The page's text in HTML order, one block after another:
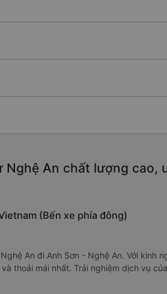
Nghệ An chất lượng cao,
(Bến xe phía đông)
An đi Anh Sơn - Nghệ An. Với kinh
thoải mái nhất. Trải nghiệm dịch vụ